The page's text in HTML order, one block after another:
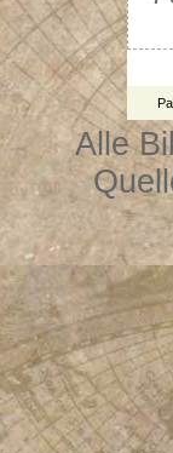
Alle